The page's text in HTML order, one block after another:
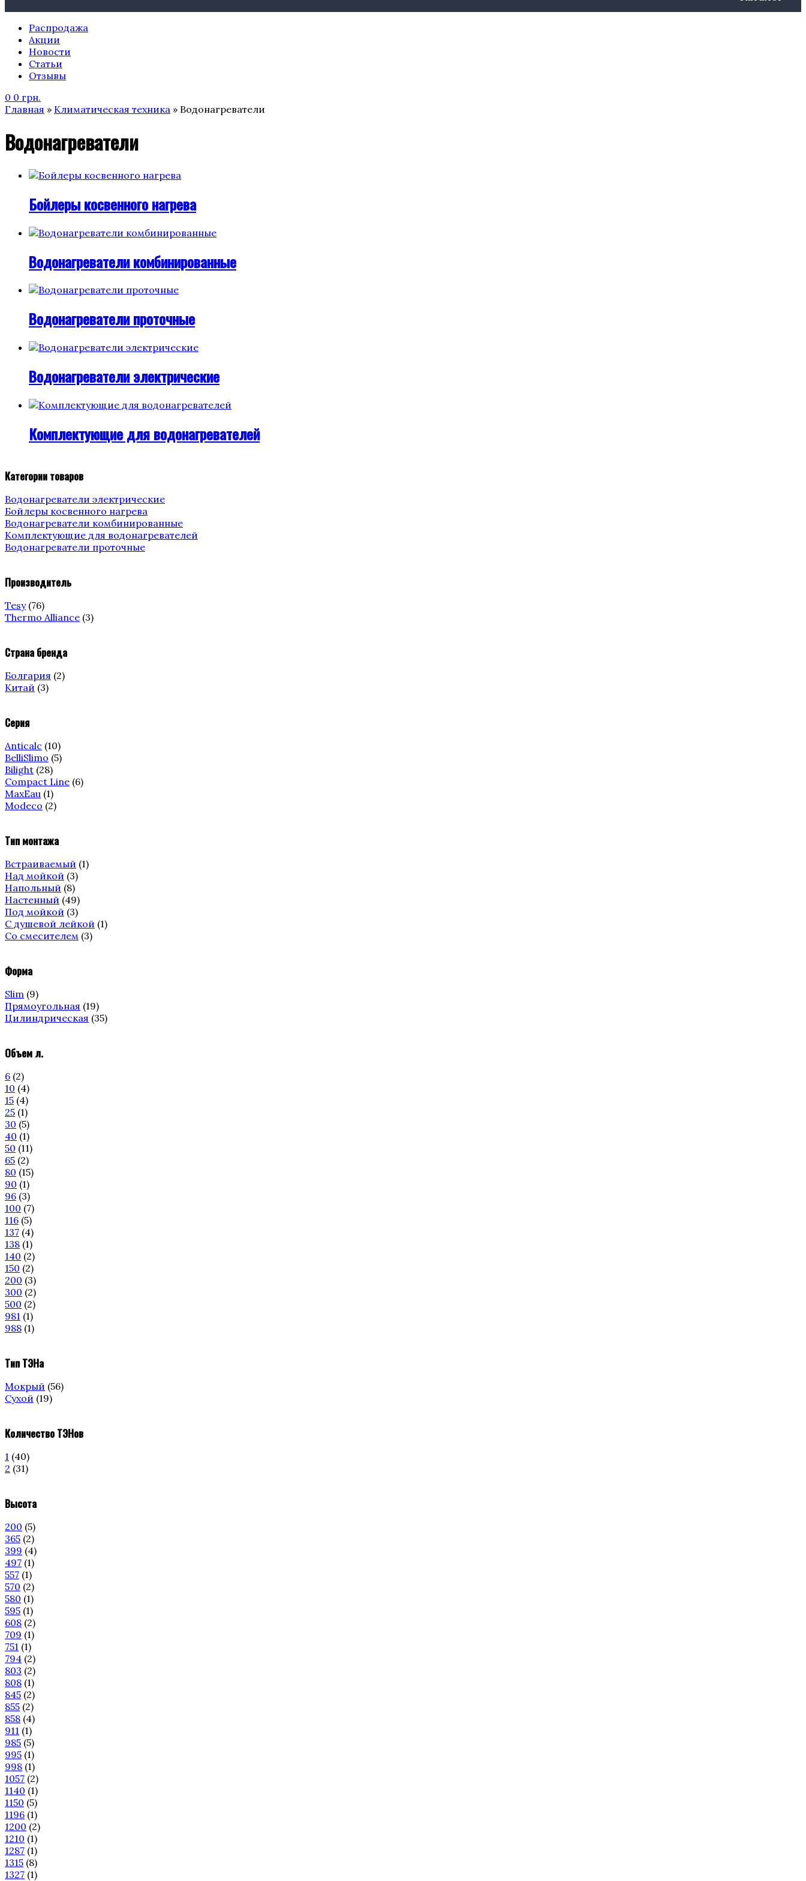
Распродажа
Акции
Новости
Статьи
Отзывы
0 0 грн.
Главная » Климатическая техника » Водонагреватели
Водонагреватели
Бойлеры косвенного нагрева
Водонагреватели комбинированные
Водонагреватели проточные
Водонагреватели электрические
Комплектующие для водонагревателей
Категории товаров
Водонагреватели электрические
Бойлеры косвенного нагрева
Водонагреватели комбинированные
Комплектующие для водонагревателей
Водонагреватели проточные
Производитель
Tesy (76)
Thermo Alliance (3)
Страна бренда
Болгария (2)
Китай (3)
Серия
Anticalc (10)
BelliSlimo (5)
Bilight (28)
Compact Line (6)
MaxEau (1)
Modeco (2)
Тип монтажа
Встраиваемый (1)
Над мойкой (3)
Напольный (8)
Настенный (49)
Под мойкой (3)
С душевой лейкой (1)
Со смесителем (3)
Форма
Slim (9)
Прямоугольная (19)
Цилиндрическая (35)
Объем л.
6 (2)
10 (4)
15 (4)
25 (1)
30 (5)
40 (1)
50 (11)
65 (2)
80 (15)
90 (1)
96 (3)
100 (7)
116 (5)
137 (4)
138 (1)
140 (2)
150 (2)
200 (3)
300 (2)
500 (2)
981 (1)
988 (1)
Тип ТЭНа
Мокрый (56)
Сухой (19)
Количество ТЭНов
1 (40)
2 (31)
Высота
200 (5)
365 (2)
399 (4)
497 (1)
557 (1)
570 (2)
580 (1)
595 (1)
608 (2)
709 (1)
751 (1)
794 (2)
803 (2)
808 (1)
845 (2)
855 (2)
858 (4)
911 (1)
985 (5)
995 (1)
998 (1)
1057 (2)
1140 (1)
1150 (5)
1196 (1)
1200 (2)
1210 (1)
1287 (1)
1315 (8)
1327 (1)